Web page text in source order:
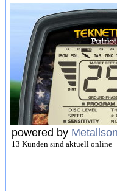
powered by
13 Kunden sind aktuell online